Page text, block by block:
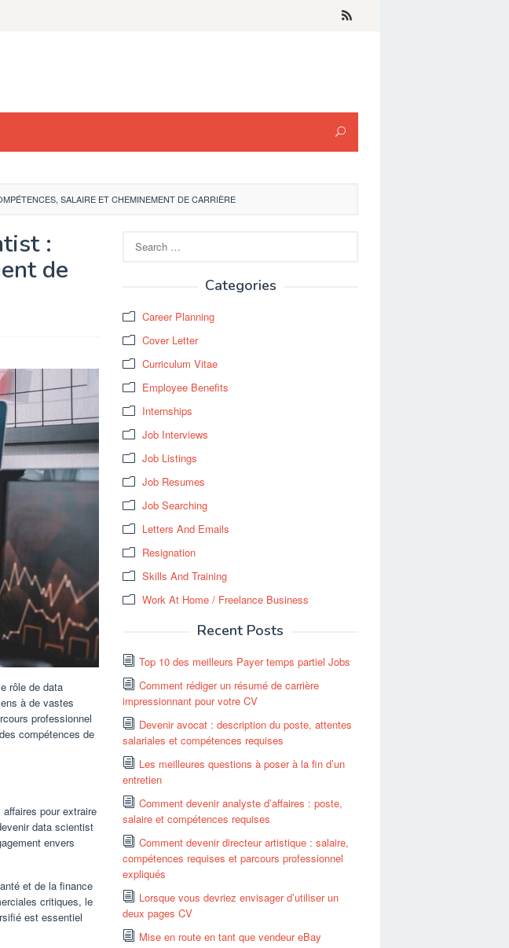
SALAIRE ET CHEMINEMENT DE CARRIÈRE
:
de
rôle de data
à de vastes
professionnel
compétences de
pour extraire
data scientist
envers
et de la finance
critiques, le
est essentiel
for:
Categories
Career Planning
Cover Letter
Curriculum Vitae
Employee Benefits
Internships
Job Interviews
Job Listings
Job Resumes
Job Searching
Letters And Emails
Resignation
Skills And Training
Work At Home / Freelance Business
Recent Posts
Top 10 des meilleurs Payer temps partiel Jobs
Comment rédiger un résumé de carrière
impressionnant pour votre CV
Devenir avocat : description du poste, attentes
salariales et compétences requises
Les meilleures questions à poser à la fin d’un
entretien
Comment devenir analyste d’affaires : poste,
salaire et compétences requises
Comment devenir directeur artistique : salaire,
compétences requises et parcours professionnel
expliqués
Lorsque vous devriez envisager d’utiliser un
deux pages CV
Mise en route en tant que vendeur eBay